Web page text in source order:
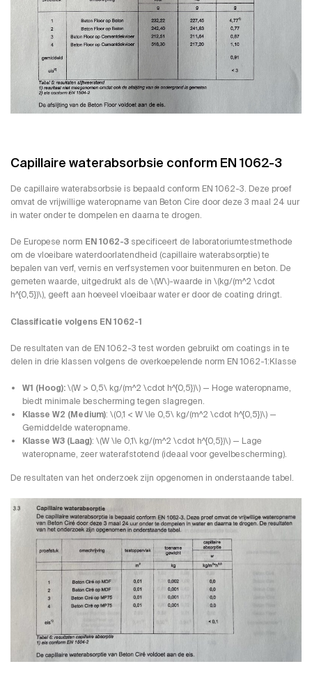
Capillaire waterabsorbsie conform EN 1062-3
De capillaire waterabsorbsie is bepaald conform EN 1062-3. Deze proef
omvat de vrijwillige wateropname van Beton Cire door deze 3 maal 24 uur
in water onder te dompelen en daarna te drogen.
De Europese norm EN 1062-3 specificeert de laboratoriumtestmethode
om de vloeibare waterdoorlatendheid (capillaire waterabsorptie) te
bepalen van verf, vernis en verfsystemen voor buitenmuren en beton. De
gemeten waarde, uitgedrukt als de \(W\)-waarde in \(kg/(m^2 \cdot
h^{0,5})\), geeft aan hoeveel vloeibaar water er door de coating dringt.
Classificatie volgens EN 1062-1
De resultaten van de EN 1062-3 test worden gebruikt om coatings in te
delen in drie klassen volgens de overkoepelende norm EN 1062-1:Klasse
W1 (Hoog):\(W > 0,5\ kg/(m^2 \cdot h^{0,5})\) — Hoge wateropname,
biedt minimale bescherming tegen slagregen.
Klasse W2 (Medium): \(0,1 < W \le 0,5\ kg/(m^2 \cdot h^{0,5})\) —
Gemiddelde wateropname.
Klasse W3 (Laag): \(W \le 0,1\ kg/(m^2 \cdot h^{0,5})\) — Lage
wateropname, zeer waterafstotend (ideaal voor gevelbescherming).
De resultaten van het onderzoek zijn opgenomen in onderstaande tabel.